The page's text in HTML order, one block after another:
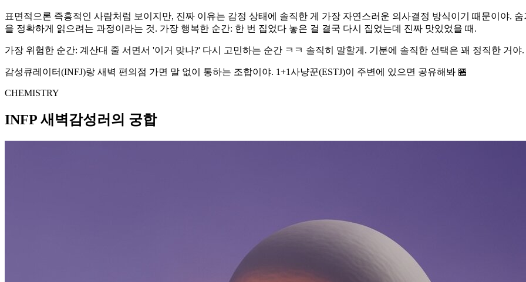
표면적으론 즉흥적인 사람처럼 보이지만, 진짜 이유는 감정 상태에 솔직한 게 가장 자연스러운 의사결정 방식이기 때문이야.
을 정확하게 읽으려는 과정이라는 것. 가장 행복한 순간: 한 번 집었다 놓은 걸 결국 다시 집었는데 진짜 맛있었을 때.
가장 위험한 순간: 계산대 줄 서면서 '이거 맞나?' 다시 고민하는 순간 ㅋㅋ 솔직히 말할게. 기분에 솔직한 선택은 꽤 정직한 거
감성큐레이터(INFJ)랑 새벽 편의점 가면 말 없이 통하는 조합이야. 1+1사냥꾼(ESTJ)이 주변에 있으면 공유해봐 🏪
CHEMISTRY
INFP 새벽감성러의 궁합